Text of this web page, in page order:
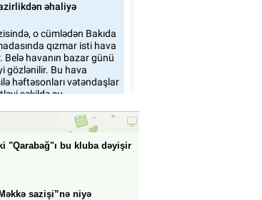
"Qarabağ"ı bu kluba dəyişir
sazişi”nə niyə